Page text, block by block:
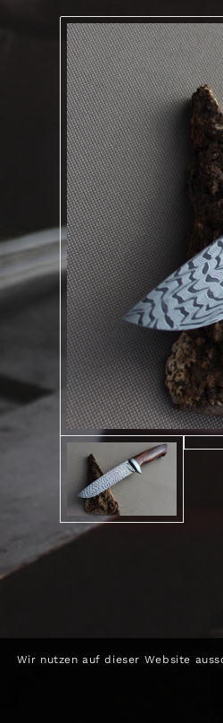
Wir nutzen auf dieser Website